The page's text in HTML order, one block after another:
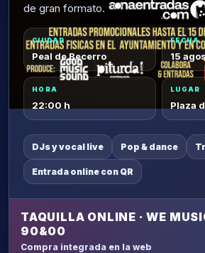
de gran formato.
CIUDAD
Peal de Becerro
FECHA
15
HORA
22:00 h
LUGAR
Plaza
DJs y vocal live Pop & dance
Entrada online con QR
TAQUILLA ONLINE · WE
90&00
Compra integrada en la web